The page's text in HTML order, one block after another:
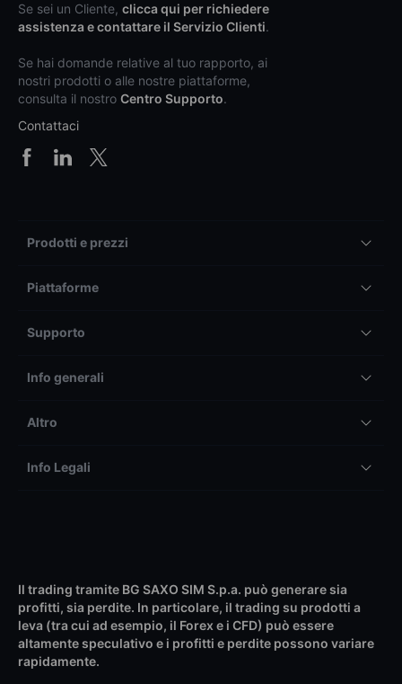
Se sei un Cliente, clicca qui per richiedere
assistenza e contattare il Servizio Clienti.
Se hai domande relative al tuo rapporto, ai
nostri prodotti o alle nostre piattaforme,
consulta il nostro Centro Supporto.
Contattaci
Prodotti e prezzi
Piattaforme
Supporto
Info generali
Altro
Info Legali
Il trading tramite BG SAXO SIM S.p.a. può generare sia
profitti, sia perdite. In particolare, il trading su prodotti a
leva (tra cui ad esempio, il Forex e i CFD) può essere
altamente speculativo e i profitti e perdite possono variare
rapidamente.